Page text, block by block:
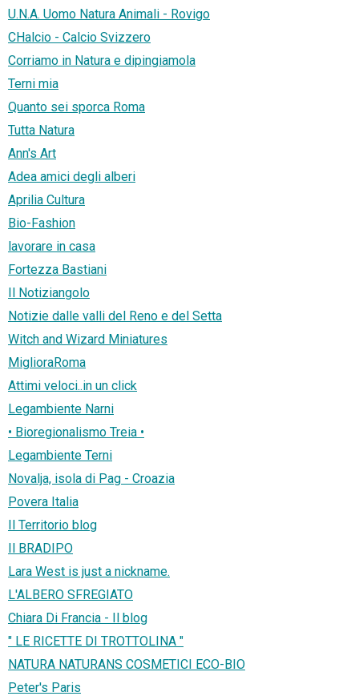
U.N.A. Uomo Natura Animali - Rovigo
CHalcio - Calcio Svizzero
Corriamo in Natura e dipingiamola
Terni mia
Quanto sei sporca Roma
Tutta Natura
Ann's Art
Adea amici degli alberi
Aprilia Cultura
Bio-Fashion
lavorare in casa
Fortezza Bastiani
Il Notiziangolo
Notizie dalle valli del Reno e del Setta
Witch and Wizard Miniatures
MiglioraRoma
Attimi veloci..in un click
Legambiente Narni
• Bioregionalismo Treia •
Legambiente Terni
Novalja, isola di Pag - Croazia
Povera Italia
Il Territorio blog
Il BRADIPO
Lara West is just a nickname.
L'ALBERO SFREGIATO
Chiara Di Francia - Il blog
" LE RICETTE DI TROTTOLINA "
NATURA NATURANS COSMETICI ECO-BIO
Peter's Paris